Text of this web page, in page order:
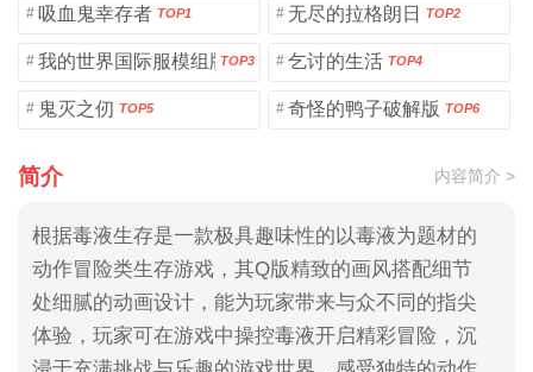
# 吸血鬼幸存者 TOP1 # 无尽的拉格朗日 TOP2
# 我的世界国际服模组版TOP3 # 乞讨的生活 TOP4
# 鬼灭之仞 TOP5 # 奇怪的鸭子破解版 TOP6
简介 内容简介 >
根据毒液生存是一款极具趣味性的以毒液为题材的
动作冒险类生存游戏，其Q版精致的画风搭配细节
处细腻的动画设计，能为玩家带来与众不同的指尖
体验，玩家可在游戏中操控毒液开启精彩冒险，沉